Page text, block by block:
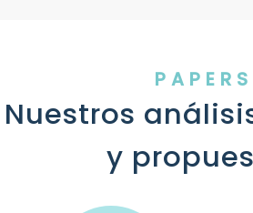
PAPERS
Nuestros
y